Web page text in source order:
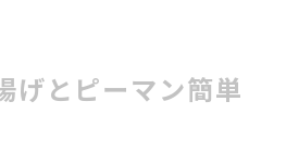
リュウジ風の時短アレンジ
と玉ねぎの食感を活かす方
げとピーマン簡単